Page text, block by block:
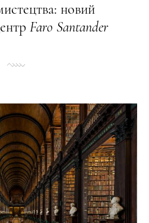
новий
Faro Santander